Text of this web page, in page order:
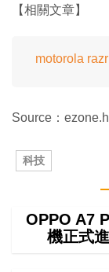
【相關文章】
motorola
Source：
科技
OPPO A7
機正式